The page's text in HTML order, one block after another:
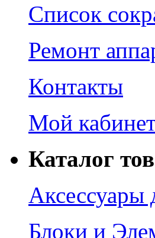
Список
Ремонт
Контакты
Мой
Каталог
Аксессуары
Блоки и